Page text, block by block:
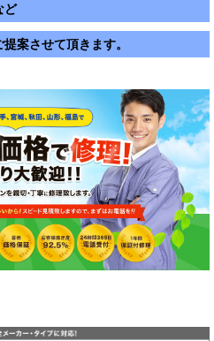
ど
案させて頂きます。